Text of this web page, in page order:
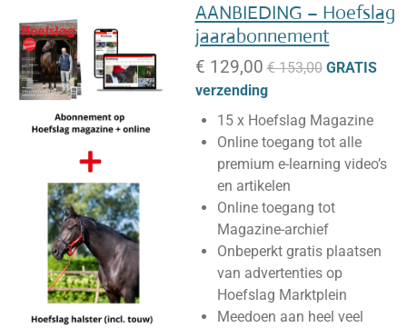
AANBIEDING – Hoefslag
jaarabonnement
€ 129,00 € 153,00 GRATIS
verzending
15 x Hoefslag Magazine
Online toegang tot alle
premium e-learning video’s
en artikelen
Online toegang tot
Magazine-archief
Onbeperkt gratis plaatsen
van advertenties op
Hoefslag Marktplein
Meedoen aan heel veel